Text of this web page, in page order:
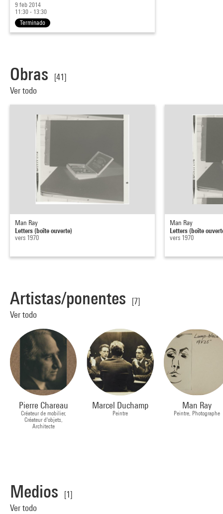
9 feb 2014
11:30 - 13:30
Terminado
Obras
[41]
Ver todo
Man Ray
Letters (boîte ouverte)
vers 1970
Man Ray
Letters (boîte
vers 1970
Artistas/ponentes
[7]
Ver todo
Pierre Chareau
Créateur de mobilier,
Créateur d'objets,
Architecte
Marcel Duchamp
Peintre
Man Ray
Peintre, Photographe
Medios
[1]
Ver todo